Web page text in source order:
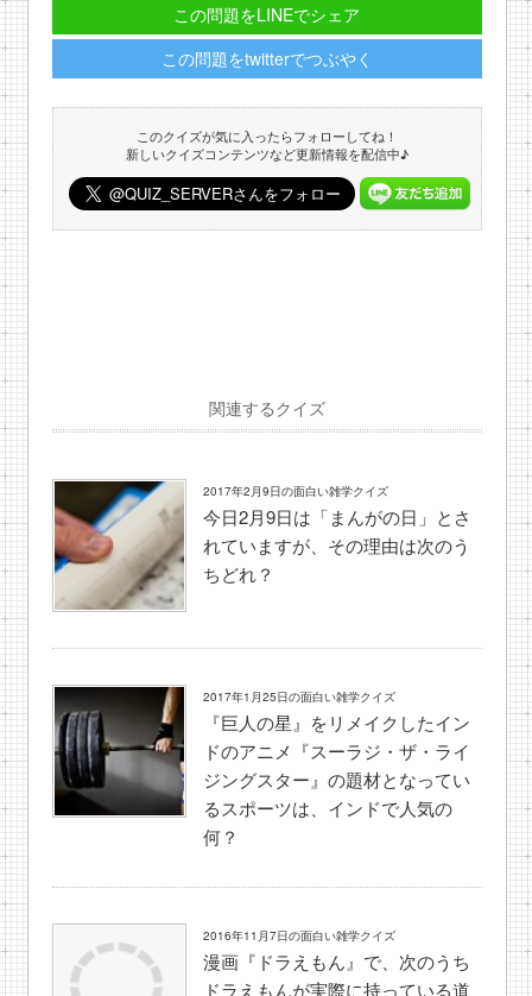
この問題をLINEでシェア
この問題をtwitterでつぶやく
このクイズが気に入ったらフォローしてね！
新しいクイズコンテンツなど更新情報を配信中♪
関連するクイズ
2017年2月9日の面白い雑学クイズ
今日2月9日は「まんがの日」とさ
れていますが、その理由は次のう
ちどれ？
2017年1月25日の面白い雑学クイズ
『巨人の星』をリメイクしたイン
ドのアニメ『スーラジ・ザ・ライ
ジングスター』の題材となってい
るスポーツは、インドで人気の
何？
2016年11月7日の面白い雑学クイズ
漫画『ドラえもん』で、次のうち
ドラえもんが実際に持っている道